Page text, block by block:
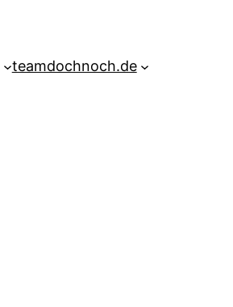
teamdochnoch.de